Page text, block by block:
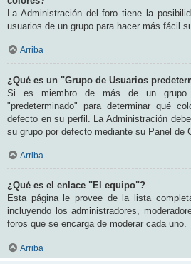
La Administración del foro tiene la
usuarios de un grupo para hacer más fácil
Arriba
¿Qué es un "Grupo de Usuarios
Si es miembro de más de un
"predeterminado" para determinar qué
defecto en su perfil. La Administración
su grupo por defecto mediante su Panel de
Arriba
¿Qué es el enlace "El equipo"?
Esta página le provee de la lista
incluyendo los administradores,
foros que se encarga de moderar cada uno.
Arriba